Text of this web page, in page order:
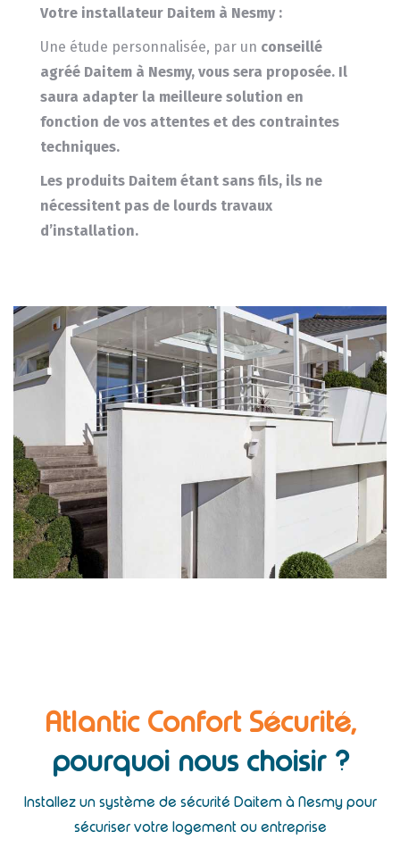
Votre installateur Daitem à Nesmy :
Une étude personnalisée, par un conseillé
agréé Daitem à Nesmy, vous sera proposée. Il
saura adapter la meilleure solution en
fonction de vos attentes et des contraintes
techniques.
Les produits Daitemétant sans fils, ils ne
nécessitent pas de lourds travaux
d’installation.
Atlantic Confort Sécurité,
pourquoi nous choisir ?
Installez un système de sécurité Daitem à Nesmy pour
sécuriser votre logement ou entreprise